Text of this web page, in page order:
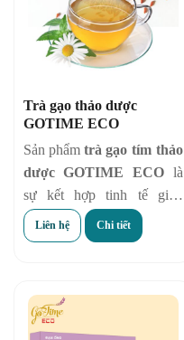
Trà gạo thảo dược
GOTIME ECO
Sản phẩm trà gạotímthảo
dược GOTIME ECOlà
sự kết hợp tinh tế giữa
nguyên liệu từ thân cây lúa
Thảo Dược cùng gạo tím
thanh, chát nhẹ của thân
cây lúa Thảo dược và cỏ
Liên hệ Chi tiết